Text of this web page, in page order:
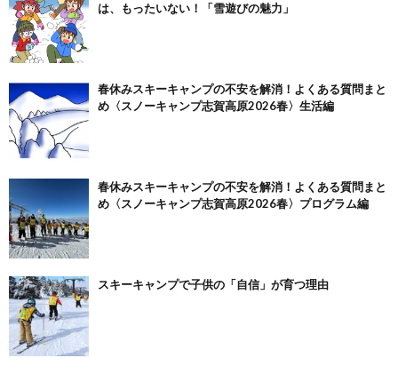
は、もったいない！「雪遊びの魅力」
春休みスキーキャンプの不安を解消！よくある質問まと
め〈スノーキャンプ志賀高原2026春〉生活編
春休みスキーキャンプの不安を解消！よくある質問まと
め〈スノーキャンプ志賀高原2026春〉プログラム編
スキーキャンプで子供の「自信」が育つ理由